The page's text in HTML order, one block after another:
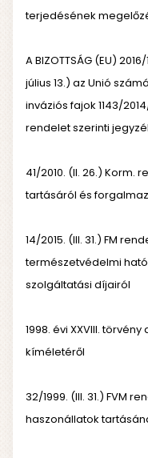
terjedésének
A BIZOTTSÁG (EU) 2016/
július 13.) az Unió
inváziós fajok 1143/
rendelet szerinti
41/2010. (II. 26.)
tartásáról és
14/2015. (III. 31.) FM
természetvédelmi
szolgáltatási díjairól
1998. évi XXVIII.
kíméletéről
32/1999. (III. 31.) FVM
haszonállatok